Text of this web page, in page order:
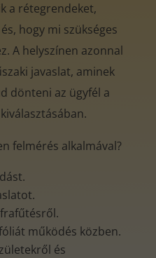
a rétegrendeket,
hogy mi szükséges
A helyszínen azonnal
javaslat, aminek
dönteni az ügyfél a
felmérés alkalmával?
működés közben.
és